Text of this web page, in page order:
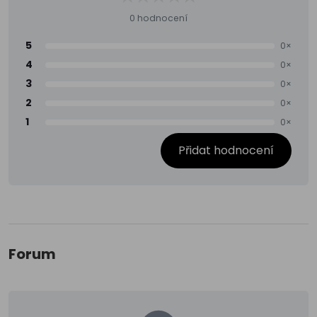
0 hodnocení
5 0×
4 0×
3 0×
2 0×
1 0×
Přidat hodnocení
Forum